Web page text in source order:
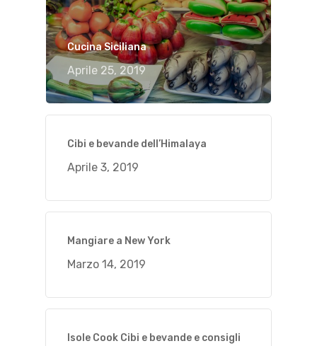
Cucina Siciliana
Aprile 25, 2019
Cibi e bevande dell’Himalaya
Aprile 3, 2019
Mangiare a New York
Marzo 14, 2019
Isole Cook Cibi e bevande e consigli